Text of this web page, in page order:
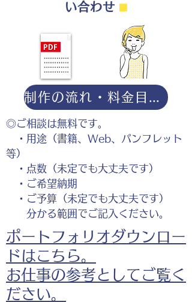
い合わせ ⬛︎
◎ご相談は無料です。
・用途（書籍、Web、パンフレット
等）
・点数（未定でも大丈夫です）
・ご希望納期
・ご予算（未定でも大丈夫です）
分かる範囲でご記入ください。
ポートフォリオダウンロー
ドはこちら。
お仕事の参考としてご覧く
ださい。